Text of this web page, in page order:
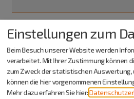
Ich habe die
damit einverstanden.*
Absenden
Einstellungen zum
Beim Besuch unserer Website werden
verarbeitet. Mit Ihrer Zustimmung können
zum Zweck der statistischen Auswertung,
können die hier vorgenommenen
Mehr dazu erfahren Sie hier: